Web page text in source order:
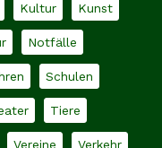
Kultur Kunst
Notfälle
Schulen
Tiere
Vereine Verkehr